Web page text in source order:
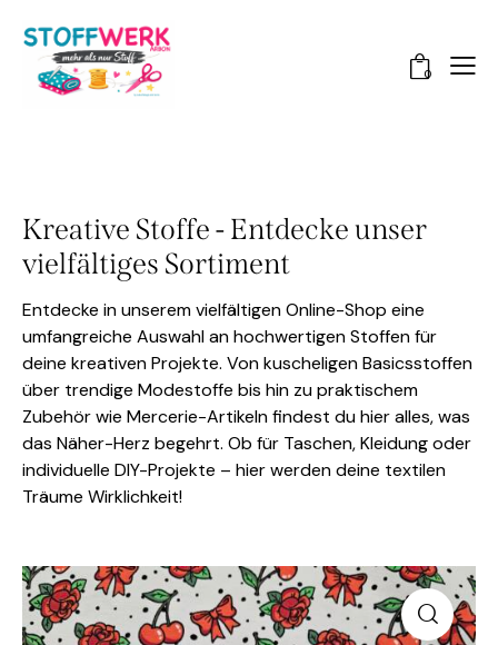
0
Kreative Stoffe - Entdecke unser
vielfältiges Sortiment
Entdecke in unserem vielfältigen Online-Shop eine
umfangreiche Auswahl an hochwertigen Stoffen für
deine kreativen Projekte. Von kuscheligen Basicsstoffen
über trendige Modestoffe bis hin zu praktischem
Zubehör wie Mercerie-Artikeln findest du hier alles, was
das Näher-Herz begehrt. Ob für Taschen, Kleidung oder
individuelle DIY-Projekte – hier werden deine textilen
Träume Wirklichkeit!